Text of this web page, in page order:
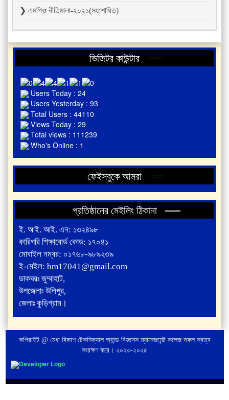
❯ এমপিও নীতিমালা-২০২১(সংশোধিত)
ভিজিটর কাউন্টার
Users Today : 24
Users Yesterday : 93
Total Users : 44110
Views Today : 29
Total views : 111239
Who's Online : 1
ফেইসবুকে আমরা
প্রতিষ্ঠানের মেইলিং ঠিকানা
ই. আই. আই. এন: ১৩২৪৯৮
কারিগরি শিক্ষাবোর্ড কোড: ১৭০৪১
মোবাইল নম্বর: ০১৭৬৮-৯৮৯২৩৯
ই-মেইল: bm17041@gmail.com
ডাকঘরঃ জুম্মাহাট,
উপজেলাঃ উলিপুর,
জেলাঃ কুড়িগ্রাম।
কপিরাইট @ মেধা বিকাশ টেকনিক্যাল অ্যান্ড বিজনেস ম্যানেজমেন্ট কলেজ সকল স্বত্ব
সংরক্ষণ করে। ২০২৩-২০২৫